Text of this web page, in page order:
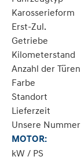
Karosserieform
Erst-Zul.
Getriebe
Kilometerstand
Anzahl der Türen
Farbe
Standort
Lieferzeit
Unsere Nummer
MOTOR:
kW / PS